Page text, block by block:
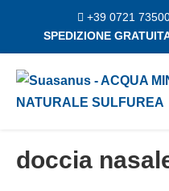
contenuto
+39 0721
SPEDIZIONE
doccia